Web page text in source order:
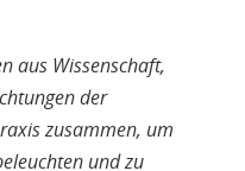
aus Wissenschaft,
der
zusammen, um
und zu